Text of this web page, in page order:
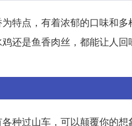
特点，有着浓郁的口味和
还是鱼香肉丝，都能让人
种过山车，可以颠覆你的想